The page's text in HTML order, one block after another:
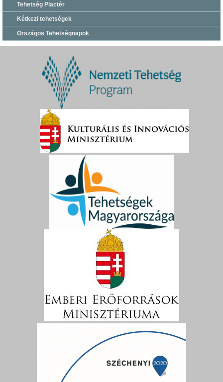
Tehetség Piactér
Kétkezi tehetségek
Országos Tehetségnapok